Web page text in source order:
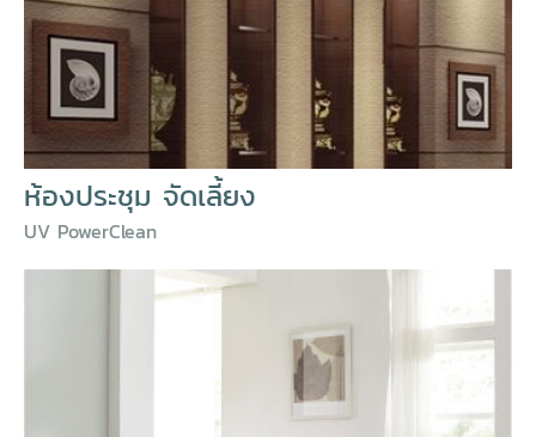
ห้องประชุม จัดเลี้ยง
UV PowerClean